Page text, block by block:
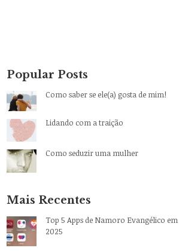
Popular Posts
Como saber se ele(a) gosta de mim!
Lidando com a traição
Como seduzir uma mulher
Mais Recentes
Top 5 Apps de Namoro Evangélico em
2025